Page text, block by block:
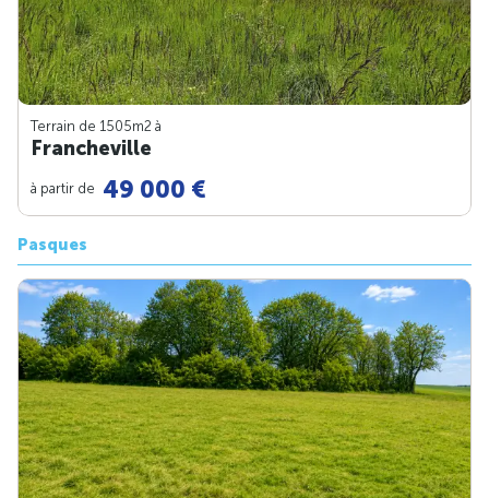
Terrain de 1505m2 à
Francheville
à partir de 49 000 €
Pasques